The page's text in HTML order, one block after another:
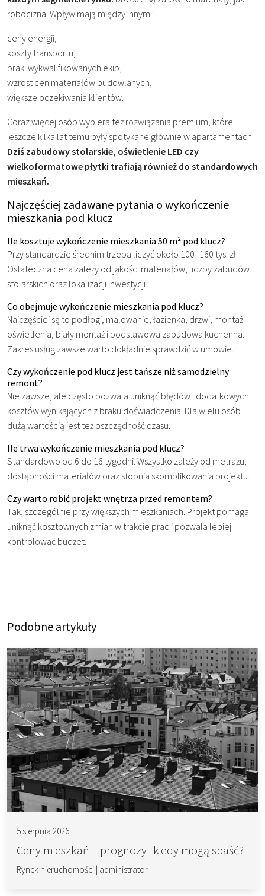
robocizna. Wpływ mają między innymi:
ceny energii,
koszty transportu,
braki wykwalifikowanych ekip,
wzrost cen materiałów budowlanych,
większe oczekiwania klientów.
Coraz więcej osób wybiera też rozwiązania premium, które
jeszcze kilka lat temu były spotykane głównie w apartamentach.
Dziś zabudowy stolarskie, oświetlenie LED czy
wielkoformatowe płytki trafiają również do standardowych
mieszkań.
Najczęściej zadawane pytania o wykończenie
mieszkania pod klucz
Ile kosztuje wykończenie mieszkania 50 m² pod klucz?
Przy standardzie średnim trzeba liczyć około 100–160 tys. zł.
Ostateczna cena zależy od jakości materiałów, liczby zabudów
stolarskich oraz lokalizacji inwestycji.
Co obejmuje wykończenie mieszkania pod klucz?
Najczęściej są to podłogi, malowanie, łazienka, drzwi, montaż
oświetlenia, biały montaż i podstawowa zabudowa kuchenna.
Zakres usług zawsze warto dokładnie sprawdzić w umowie.
Czy wykończenie pod klucz jest tańsze niż samodzielny
remont?
Nie zawsze, ale często pozwala uniknąć błędów i dodatkowych
kosztów wynikających z braku doświadczenia. Dla wielu osób
dużą wartością jest też oszczędność czasu.
Ile trwa wykończenie mieszkania pod klucz?
Standardowo od 6 do 16 tygodni. Wszystko zależy od metrażu,
dostępności materiałów oraz stopnia skomplikowania projektu.
Czy warto robić projekt wnętrza przed remontem?
Tak, szczególnie przy większych mieszkaniach. Projekt pomaga
uniknąć kosztownych zmian w trakcie prac i pozwala lepiej
kontrolować budżet.
Podobne artykuły
5 sierpnia 2026
Ceny mieszkań – prognozy i kiedy mogą spaść?
Rynek nieruchomości| administrator